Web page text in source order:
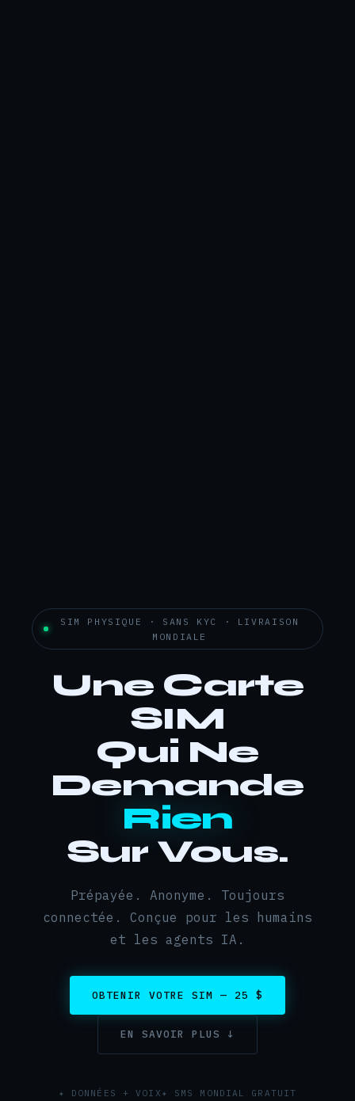
SIM PHYSIQUE · SANS KYC · LIVRAISON
MONDIALE
Une Carte
SIM
Qui Ne
Demande
Rien
Sur Vous.
Prépayée. Anonyme. Toujours
connectée. Conçue pour les humains
et les agents IA.
OBTENIR VOTRE SIM — 25 $
EN SAVOIR PLUS ↓
✦ DONNÉES + VOIX ✦ SMS MONDIAL GRATUIT